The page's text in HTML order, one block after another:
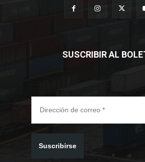
SUSCRIBIR AL
Suscribirse